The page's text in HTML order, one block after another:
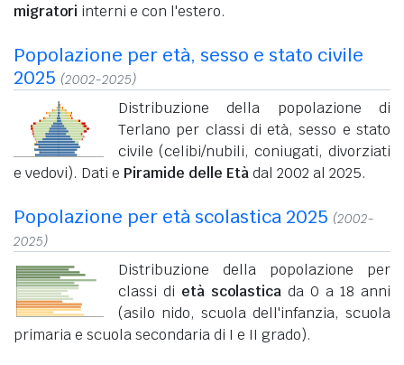
migratori interni e con l'estero.
Popolazione per età, sesso e stato civile
2025 (2002-2025)
Distribuzione della popolazione di
Terlano per classi di età, sesso e stato
civile (celibi/nubili, coniugati, divorziati
e vedovi). Dati e Piramide delle Etàdal 2002 al 2025.
Popolazione per età scolastica 2025 (2002-
2025)
Distribuzione della popolazione per
classi di età scolastica da 0 a 18 anni
(asilo nido, scuola dell'infanzia, scuola
primaria e scuola secondaria di I e II grado).